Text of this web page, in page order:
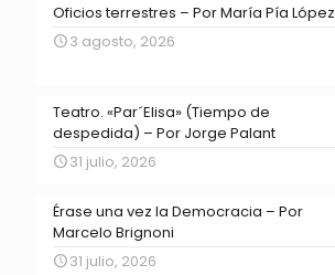
Oficios terrestres – Por María Pía López
3 agosto, 2026
Teatro. «Par´Elisa» (Tiempo de
despedida) – Por Jorge Palant
31 julio, 2026
Érase una vez la Democracia – Por
Marcelo Brignoni
31 julio, 2026